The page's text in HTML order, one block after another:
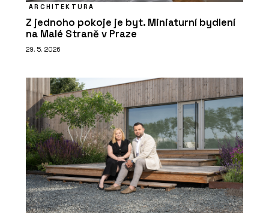
ARCHITEKTURA
Z jednoho pokoje je byt. Miniaturní bydlení
na Malé Straně v Praze
29. 5. 2026